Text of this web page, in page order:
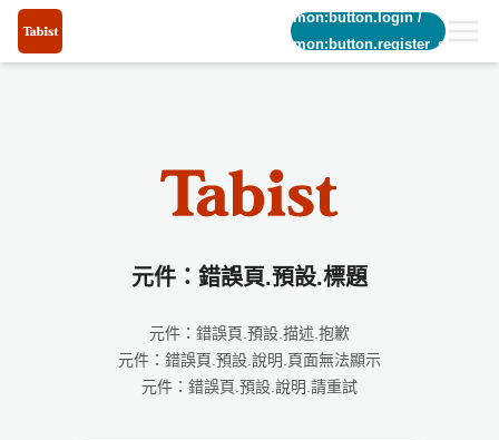
common:button.login/
common:button.register_short
元件：錯誤頁.預設.標題
元件：錯誤頁.預設.描述.抱歉
元件：錯誤頁.預設.說明.頁面無法顯示
元件：錯誤頁.預設.說明.請重試